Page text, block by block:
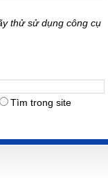
thử sử dụng công cụ
Tìm trong site